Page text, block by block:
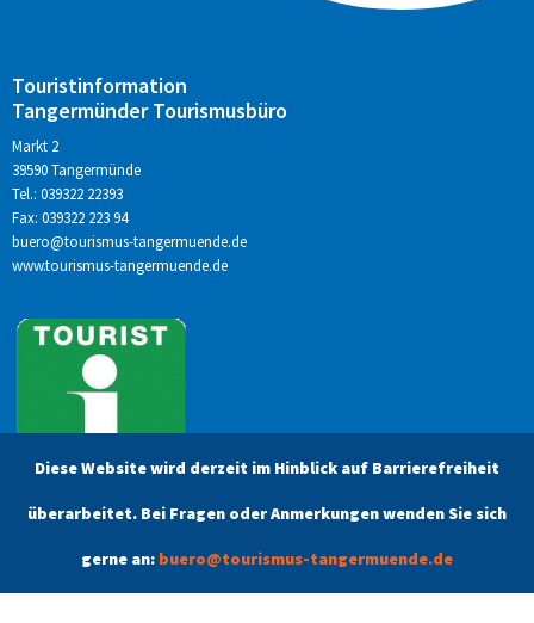
Diese Website wird derzeit im Hinblick auf Barrierefreiheit
überarbeitet. Bei Fragen oder Anmerkungen wenden Sie sich
gerne an: buero@tourismus-tangermuende.de
Touristinformation
Tangermünder Tourismusbüro
Markt 2
39590 Tangermünde
Tel.: 039322 22393
Fax: 039322 223 94
buero@tourismus-tangermuende.de
www.tourismus-tangermuende.de
Öffnungszeiten